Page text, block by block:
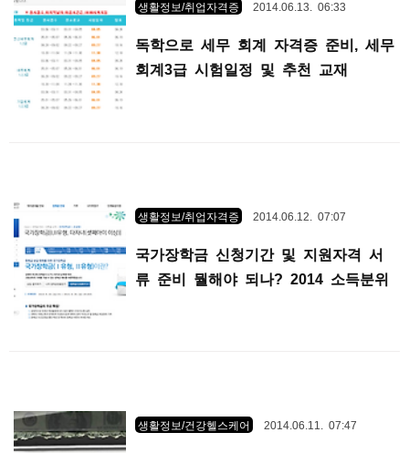
생활정보/취업자격증 2014.06.13. 06:33
독학으로 세무 회계 자격증 준비, 세무
회계3급 시험일정 및 추천 교재
생활정보/취업자격증 2014.06.12. 07:07
국가장학금 신청기간 및 지원자격 서
류 준비 뭘해야 되나? 2014 소득분위
생활정보/건강헬스케어 2014.06.11. 07:47